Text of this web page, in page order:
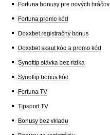
Fortuna bonusy pre nových hráčov
Fortuna promo kód
Doxxbet registračný bonus
Doxxbet skaut kód a promo kód
Synottip stávka bez rizika
Synottip bonus kód
Fortuna TV
Tipsport TV
Bonusy bez vkladu